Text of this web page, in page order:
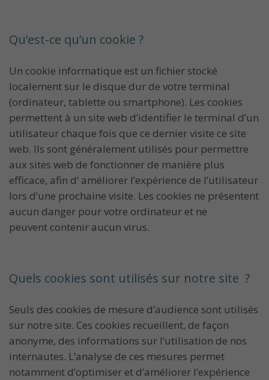
Qu’est-ce qu’un cookie ?
Un cookie informatique est un fichier stocké
localement sur le disque dur de votre terminal
(ordinateur, tablette ou smartphone). Les cookies
permettent à un site web d’identifier le terminal d’un
utilisateur chaque fois que ce dernier visite ce site
web. Ils sont généralement utilisés pour permettre
aux sites web de fonctionner de manière plus
efficace, afin d’ améliorer l’expérience de l’utilisateur
lors d’une prochaine visite. Les cookies ne présentent
aucun danger pour votre ordinateur et ne
peuvent contenir aucun virus.
Quels cookies sont utilisés sur notre site ?
Seuls des cookies de mesure d’audience sont utilisés
sur notre site. Ces cookies recueillent, de façon
anonyme, des informations sur l’utilisation de nos
internautes. L’analyse de ces mesures permet
notamment d’optimiser et d’améliorer l’expérience